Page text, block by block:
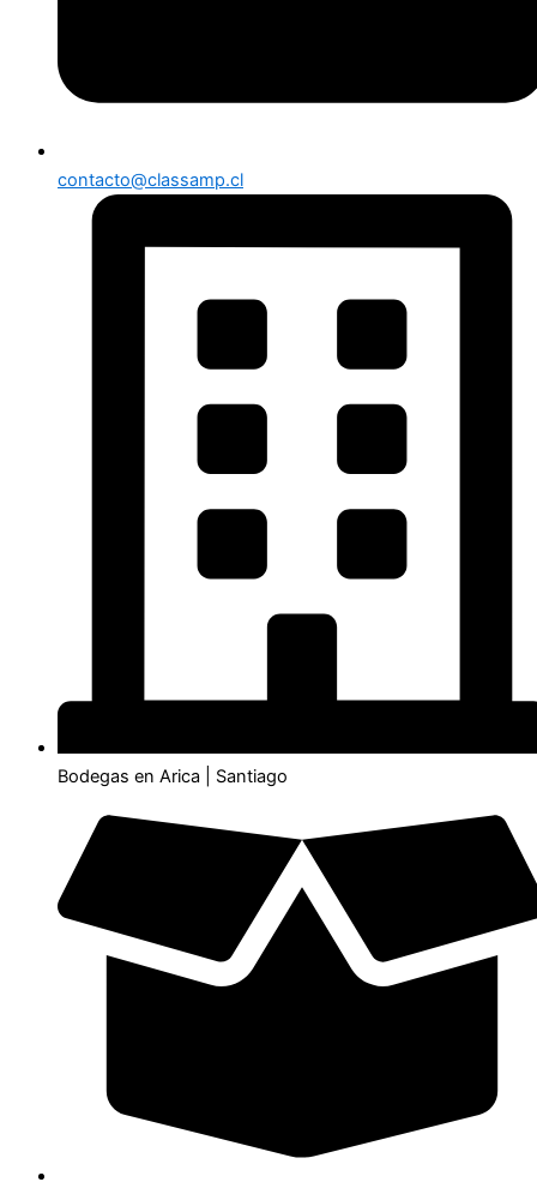
contacto@classamp.cl
Bodegas en Arica | Santiago